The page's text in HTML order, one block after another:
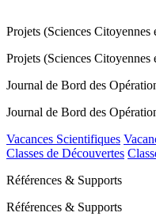
Projets (Sciences Citoyennes
Projets (Sciences Citoyennes
Journal de Bord des
Journal de Bord des
Vacances Scientifiques
Classes de Découvertes
Références & Supports
Références & Supports